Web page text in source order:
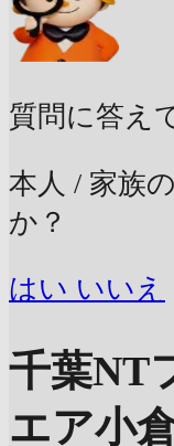
質問に答え
本人 / 家族
か？
はい いいえ
千葉NT
エア小